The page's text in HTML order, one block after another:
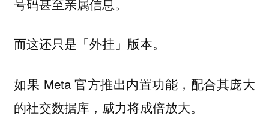
而这还只是「外挂」版本。
如果 Meta 官方推出内置功能，配合其庞大
的社交数据库，威力将成倍放大。